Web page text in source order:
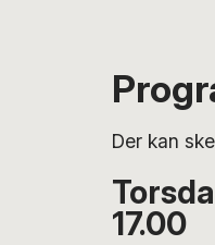
Der kan
17.00